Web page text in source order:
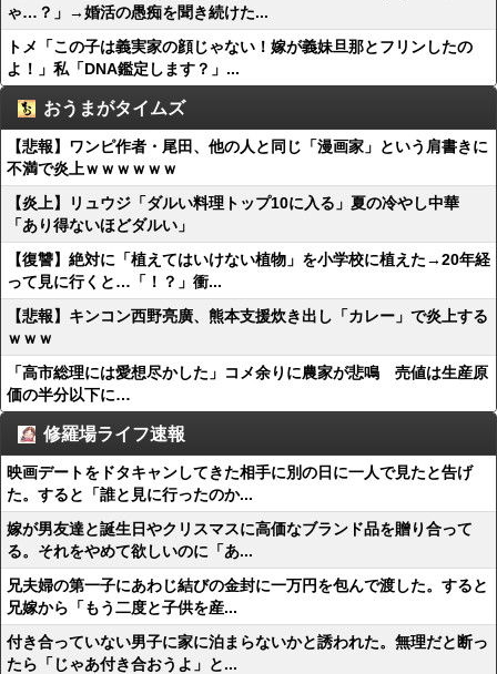
ゃ…？」→婚活の愚痴を聞き続けた...
トメ「この子は義実家の顔じゃない！嫁が義妹旦那とフリンしたの
よ！」私「DNA鑑定します？」...
おうまがタイムズ
【悲報】ワンピ作者・尾田、他の人と同じ「漫画家」という肩書きに
不満で炎上ｗｗｗｗｗｗ
【炎上】リュウジ「ダルい料理トップ10に入る」夏の冷やし中華
「あり得ないほどダルい」
【復讐】絶対に「植えてはいけない植物」を小学校に植えた→20年経
って見に行くと…「！？」衝...
【悲報】キンコン西野亮廣、熊本支援炊き出し「カレー」で炎上する
ｗｗｗ
「高市総理には愛想尽かした」コメ余りに農家が悲鳴 売値は生産原
価の半分以下に…
修羅場ライフ速報
映画デートをドタキャンしてきた相手に別の日に一人で見たと告げ
た。すると「誰と見に行ったのか...
嫁が男友達と誕生日やクリスマスに高価なブランド品を贈り合って
る。それをやめて欲しいのに「あ...
兄夫婦の第一子にあわじ結びの金封に一万円を包んで渡した。すると
兄嫁から「もう二度と子供を産...
付き合っていない男子に家に泊まらないかと誘われた。無理だと断っ
たら「じゃあ付き合おうよ」と...